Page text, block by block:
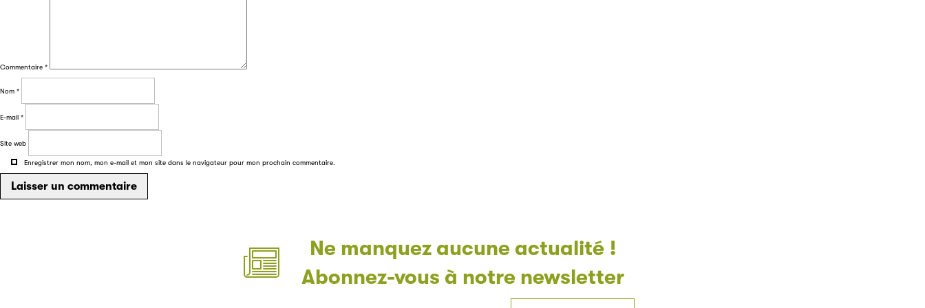
Commentaire *
Nom *
E-mail *
Site web
Enregistrer mon nom, mon e-mail et mon site dans le navigateur pour mon prochain commentaire.
Ne manquez aucune actualité !
Abonnez-vous à notre newsletter